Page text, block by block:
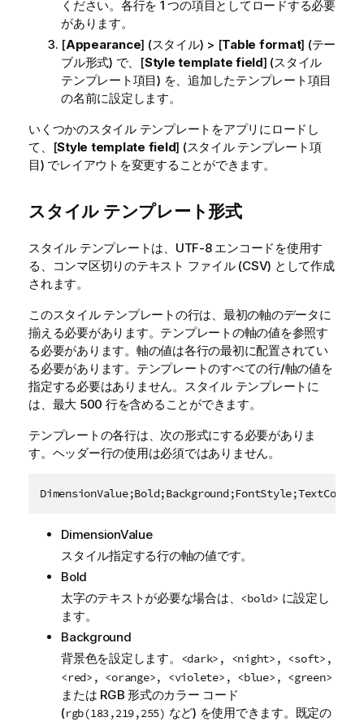
ください。各行を 1 つの項目としてロードする必要
があります。
[Appearance] (スタイル) > [Table format] (テー
ブル形式) で、[Style template field] (スタイル
テンプレート項目) を、追加したテンプレート項目
の名前に設定します。
いくつかのスタイル テンプレートをアプリにロードし
て、[Style template field] (スタイル テンプレート項
目) でレイアウトを変更することができます。
スタイル テンプレート形式
スタイル テンプレートは、UTF-8 エンコードを使用す
る、コンマ区切りのテキスト ファイル (CSV) として作成
されます。
このスタイル テンプレートの行は、最初の軸のデータに
揃える必要があります。テンプレートの軸の値を参照す
る必要があります。軸の値は各行の最初に配置されてい
る必要があります。テンプレートのすべての行/軸の値を
指定する必要はありません。スタイル テンプレートに
は、最大 500 行を含めることができます。
テンプレートの各行は、次の形式にする必要がありま
す。ヘッダー行の使用は必須ではありません。
DimensionValue
スタイル指定する行の軸の値です。
Bold
太字のテキストが必要な場合は、 <bold> に設定し
ます。
Background
背景色を設定します。
<dark>, <night>, <soft>,
<red>, <orange>, <violete>, <blue>, <green>
または RGB 形式のカラー コード
(rgb(183,219,255) など) を使用できます。既定の